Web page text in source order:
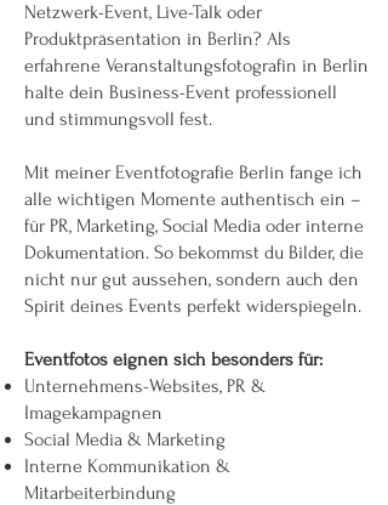
Netzwerk-Event, Live-Talk oder
Produktpräsentation in Berlin? Als
erfahrene Veranstaltungsfotografin in Berlin
halte dein Business-Event professionell
und stimmungsvoll fest.
Mit meiner Eventfotografie Berlin fange ich
alle wichtigen Momente authentisch ein –
für PR, Marketing, Social Media oder interne
Dokumentation. So bekommst du Bilder, die
nicht nur gut aussehen, sondern auch den
Spirit deines Events perfekt widerspiegeln.
Eventfotos eignen sich besonders für:
Unternehmens-Websites, PR &
Imagekampagnen
Social Media & Marketing
Interne Kommunikation &
Mitarbeiterbindung